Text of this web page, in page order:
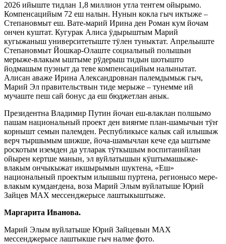
2026 ийыште тидлан 1,8 миллион утла теҥгем ойырымо.
Компенсацийым 72 еш налын. Нунын кокла гыч иктыже –
Степановмыт еш. Вате-марий Ирина ден Роман кум йочам
ончен куштат. Кугурак Алиса ӱдырыштым Марий
кугыжаныш университетыште тӱлен туныктат. Апрельыште
Степановмыт Йошкар-Олаште социальный полышын
мерыже-влакым ыштыме рӱдерыш тидын шотышто
йодмашым пуэныт да теве компенсацийым налынытат.
Алисан аваже Ирина Александровнан палемдымыж гыч,
Марий Эл правительствын тиде мерыже – тунемме ий
мучаште пеш сай бонус да еш бюджетлан анык.
Президентна Владимир Путин йочан еш-влаклан полшымо
пашам национальный проект ден вияҥме план-шамычын тӱҥ
корнышт семын палемден. Республикысе калык сай илышыж
верч тыршымым шижше, йоча-шамычлан кече еда ыштыме
роскотым иземден да утларак тӱткышым воспитанийлан
ойырен кертше манын, эл вуйлатышын кӱштымашыже-
влакым ончыкыжат икшырымын шуктена, «Еш»
национальный проектым илышыш пуртена, регионысо мере-
влакым кумдаҥдена, воза Марий Элым вуйлатыше Юрий
Зайцев МАХ мессенджерысе лаштыкыштыже.
Маргарита Иванова.
Марий Элым вуйлатыше Юрий Зайцевын МАХ
мессенджерысе лаштыкше гыч налме фото.